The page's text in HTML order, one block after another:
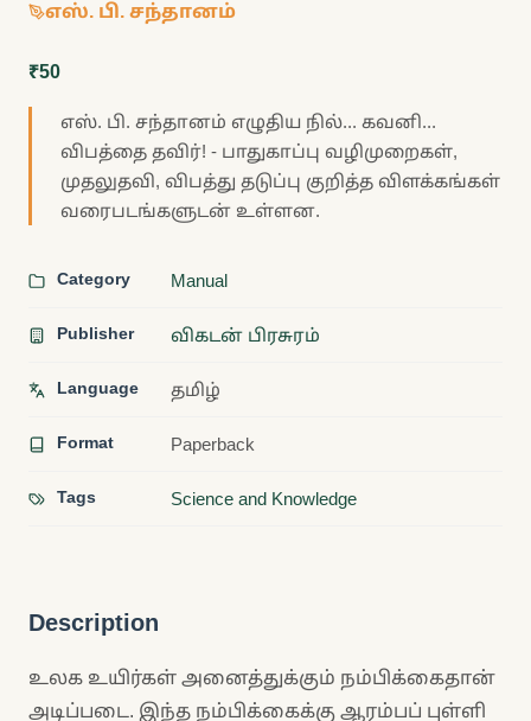
எஸ். பி. சந்தானம்
₹50
எஸ். பி. சந்தானம் எழுதிய நில்... கவனி...
விபத்தை தவிர்! - பாதுகாப்பு வழிமுறைகள்,
முதலுதவி, விபத்து தடுப்பு குறித்த விளக்கங்கள்
வரைபடங்களுடன் உள்ளன.
Category Manual
Publisher விகடன் பிரசுரம்
Language தமிழ்
Format Paperback
Tags Science and Knowledge
Description
உலக உயிர்கள் அனைத்துக்கும் நம்பிக்கைதான்
அடிப்படை. இந்த நம்பிக்கைக்கு ஆரம்பப் புள்ளி